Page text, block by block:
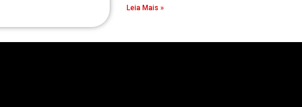
Leia Mais »